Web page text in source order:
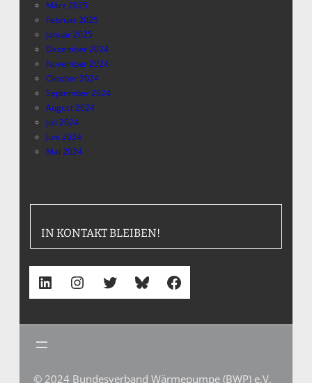
März 2025
Februar 2025
Januar 2025
Dezember 2024
November 2024
Oktober 2024
September 2024
August 2024
Juli 2024
Juni 2024
Mai 2024
IN KONTAKT BLEIBEN!
LinkedIn Instagram Twitter Bluesky Facebook
© 2024 Bundesverband Wärmepumpe (BWP) e.V.